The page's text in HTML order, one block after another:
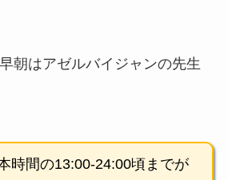
朝はアゼルバイジャンの先生
時間の13:00-24:00頃までが